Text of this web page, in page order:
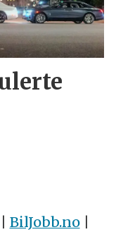
BilJobb.no|